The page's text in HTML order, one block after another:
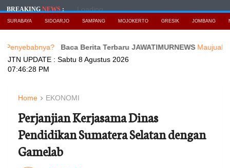
BREAKINGNEWS: Loading...
SURABAYA SIDOARJO SAMPANG MOJOKERTO GRESIK JOMBANG
Baca Berita Terbaru JAWATIMURNEWS Maujual Gandeng
JTN UPDATE : Sabtu 8 Agustus 2026
07:46:30 PM
Home EKONOMI
Perjanjian Kerjasama Dinas
Pendidikan Sumatera Selatan dengan
Gamelab